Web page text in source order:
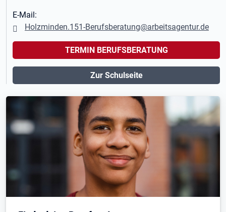
E-Mail:
Holzminden.151-Berufsberatung@arbeitsagentur.de
TERMIN BERUFSBERATUNG
Zur Schulseite